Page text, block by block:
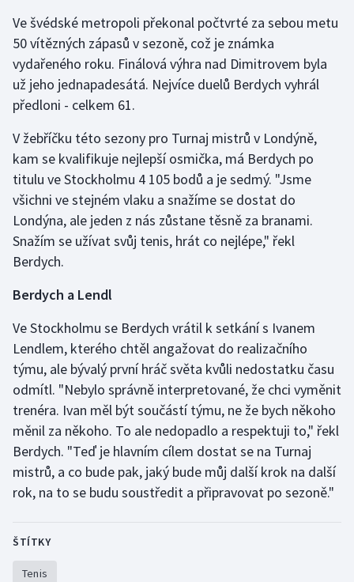
Rychlobruslení
Rychlostní kanoistika
Short track
Sportovní střelba
Stolní tenis
Triatlon
Veslování
Vodní slalom
Volejbal
Ostatní
Ve švédské metropoli překonal počtvrté za sebou metu
50 vítězných zápasů v sezoně, což je známka
vydařeného roku. Finálová výhra nad Dimitrovem byla
už jeho jednapadesátá. Nejvíce duelů Berdych vyhrál
předloni - celkem 61.
V žebříčku této sezony pro Turnaj mistrů v Londýně,
kam se kvalifikuje nejlepší osmička, má Berdych po
titulu ve Stockholmu 4 105 bodů a je sedmý. "Jsme
všichni ve stejném vlaku a snažíme se dostat do
Londýna, ale jeden z nás zůstane těsně za branami.
Snažím se užívat svůj tenis, hrát co nejlépe," řekl
Berdych.
Berdych a Lendl
Ve Stockholmu se Berdych vrátil k setkání s Ivanem
Lendlem, kterého chtěl angažovat do realizačního
týmu, ale bývalý první hráč světa kvůli nedostatku času
odmítl. "Nebylo správně interpretované, že chci vyměnit
trenéra. Ivan měl být součástí týmu, ne že bych někoho
měnil za někoho. To ale nedopadlo a respektuji to," řekl
Berdych. "Teď je hlavním cílem dostat se na Turnaj
mistrů, a co bude pak, jaký bude můj další krok na další
rok, na to se budu soustředit a připravovat po sezoně."
ŠTÍTKY
Tenis